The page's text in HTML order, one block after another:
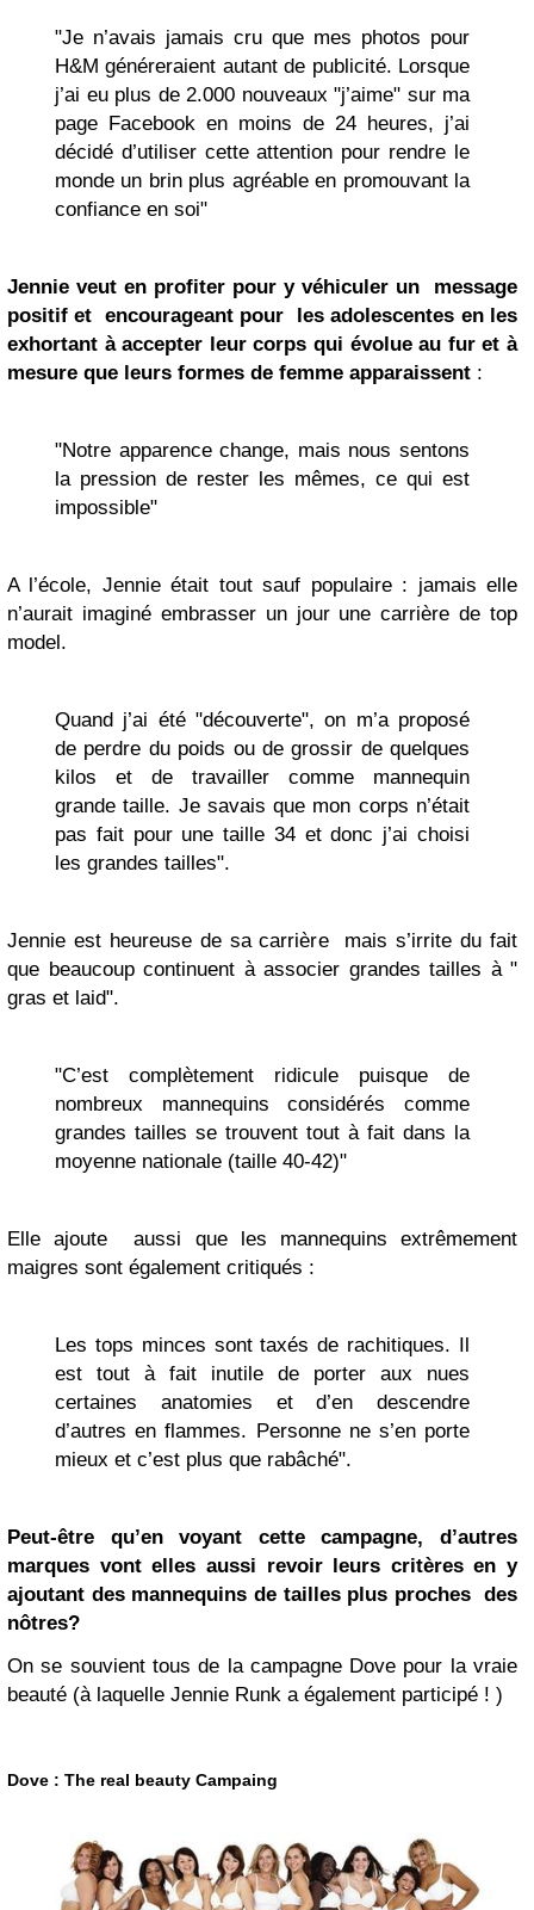
"Je n’avais jamais cru que mes photos pour
H&M généreraient autant de publicité. Lorsque
j’ai eu plus de 2.000 nouveaux "j’aime" sur ma
page Facebook en moins de 24 heures, j’ai
décidé d’utiliser cette attention pour rendre le
monde un brin plus agréable en promouvant la
confiance en soi"
Jennie veut en profiter pour y véhiculer un message
positif et encourageant pour les adolescentes en les
exhortant à accepter leur corps qui évolue au fur et à
mesure que leurs formes de femme apparaissent :
"Notre apparence change, mais nous sentons
la pression de rester les mêmes, ce qui est
impossible"
A l’école, Jennie était tout sauf populaire : jamais elle
n’aurait imaginé embrasser un jour une carrière de top
model.
Quand j’ai été "découverte", on m’a proposé
de perdre du poids ou de grossir de quelques
kilos et de travailler comme mannequin
grande taille. Je savais que mon corps n’était
pas fait pour une taille 34 et donc j’ai choisi
les grandes tailles".
Jennie est heureuse de sa carrière mais s’irrite du fait
que beaucoup continuent à associer grandes tailles à "
gras et laid".
"C’est complètement ridicule puisque de
nombreux mannequins considérés comme
grandes tailles se trouvent tout à fait dans la
moyenne nationale (taille 40-42)"
Elle ajoute aussi que les mannequins extrêmement
maigres sont également critiqués :
Les tops minces sont taxés de rachitiques. Il
est tout à fait inutile de porter aux nues
certaines anatomies et d’en descendre
d’autres en flammes. Personne ne s’en porte
mieux et c’est plus que rabâché".
Peut-être qu’en voyant cette campagne, d’autres
marques vont elles aussi revoir leurs critères en y
ajoutant des mannequins de tailles plus proches des
nôtres?
On se souvient tous de la campagne Dove pour la vraie
beauté (à laquelle Jennie Runk a également participé ! )
Dove : The real beauty Campaing